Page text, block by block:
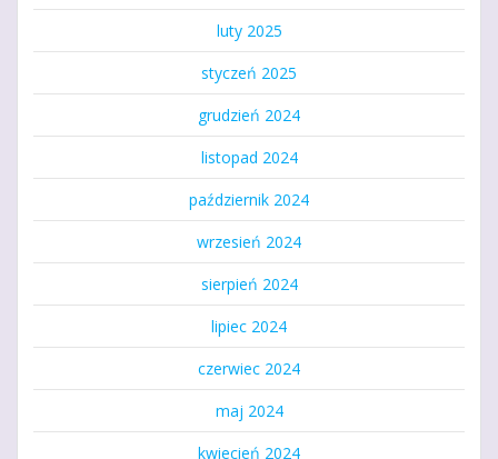
luty 2025
styczeń 2025
grudzień 2024
listopad 2024
październik 2024
wrzesień 2024
sierpień 2024
lipiec 2024
czerwiec 2024
maj 2024
kwiecień 2024